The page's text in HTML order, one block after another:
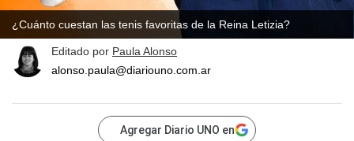
¿Cuánto cuestan las tenis favoritas de la Reina Letizia?
Editado por Paula Alonso
alonso.paula@diariouno.com.ar
Agregar Diario UNO en